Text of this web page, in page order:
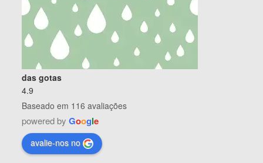
das gotas
4.9
Baseado em 116 avaliações
powered byGoogle
avalie-nos no